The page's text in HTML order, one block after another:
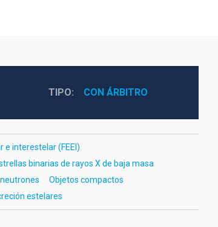
TIPO CON ÁRBITRO
e interestelar (FEEI)
binarias de rayos X de baja masa
Objetos compactos
estelares